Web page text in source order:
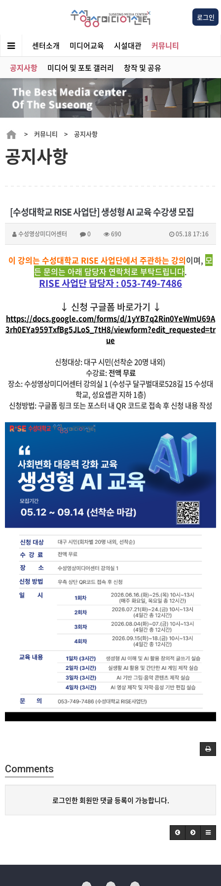
로그인
센터소개 미디어교육 시설대관 커뮤니티
공지사항 미디어 및 포토 갤러리 창작 및 공유
> 커뮤니티 > 공지사항
공지사항
[수성대학교 RISE 사업단] 생성형 AI 교육 수강생 모집
수성영상미디어센터 0 690 05.18 17:16
이 강의는 수성대학교 RISE 사업단에서 주관하는 강의이며, 모
든 문의는 아래 담당자 연락처로 부탁드립니다.
RISE 사업단 담당자 : 053-749-7486
↓ 신청 구글폼 바로가기 ↓
https://docs.google.com/forms/d/1yYB7q2Rin0YeWmU69A
3rh0EYa959TxfBg5JLoS_7tH8/viewform?edit_requested=tr
ue
신청대상: 대구 시민(선착순 20명 내외)
수강료:전액 무료
​장소: 수성영상미디어센터 강의실 1(수성구 달구벌대로528길 15 수성대
학교, 성요셉관 지하 1층)
신청방법: 구글폼 링크 또는 포스터 내 QR 코드로 접속 후 신청 내용 작성
Comments
로그인한 회원만 댓글 등록이 가능합니다.